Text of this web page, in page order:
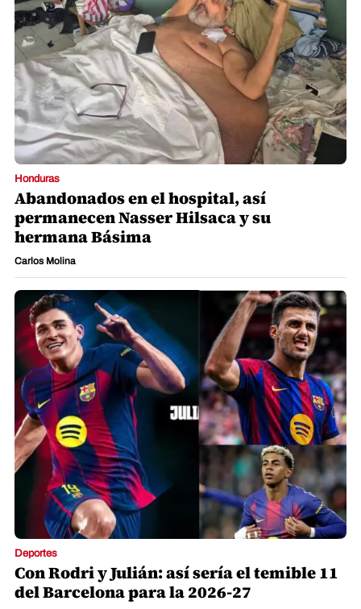
Honduras
Abandonados en el hospital, así
permanecen Nasser Hilsaca y su
hermana Básima
Carlos Molina
Deportes
Con Rodri y Julián: así sería el temible 11
del Barcelona para la 2026-27